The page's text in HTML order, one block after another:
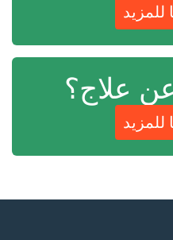
علاج؟